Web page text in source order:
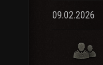
09.02.2026